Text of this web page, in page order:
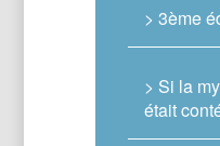
> 3ème
> Si la
était